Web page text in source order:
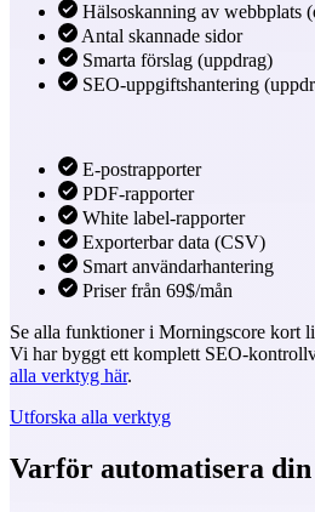
Hälsoskanning av webbplats
Antal skannade sidor
Smarta förslag (uppdrag)
SEO-uppgiftshantering
E-postrapporter
PDF-rapporter
White label-rapporter
Exporterbar data (CSV)
Smart användarhantering
Priser från 69$/mån
Se alla funktioner i Morningscore kort
Vi har byggt ett komplett SEO-
alla verktyg här.
Utforska alla verktyg
Varför automatisera din